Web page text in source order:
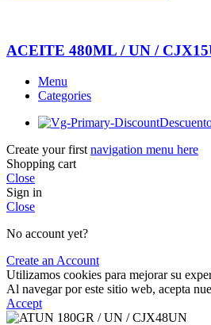
ACEITE 480ML / UN /
Menu
Categories
Create your first navigation menu here
Shopping cart
Close
Sign in
Close
No account yet?
Create an Account
Utilizamos cookies para mejorar su
Al navegar por este sitio web, acepta
Accept